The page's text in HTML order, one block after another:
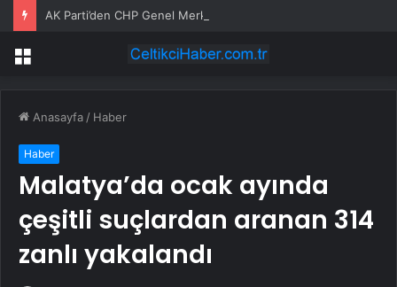
Menü
Anasayfa / Haber
Haber
Malatya’da ocak ayında
çeşitli suçlardan aranan 314
zanlı yakalandı